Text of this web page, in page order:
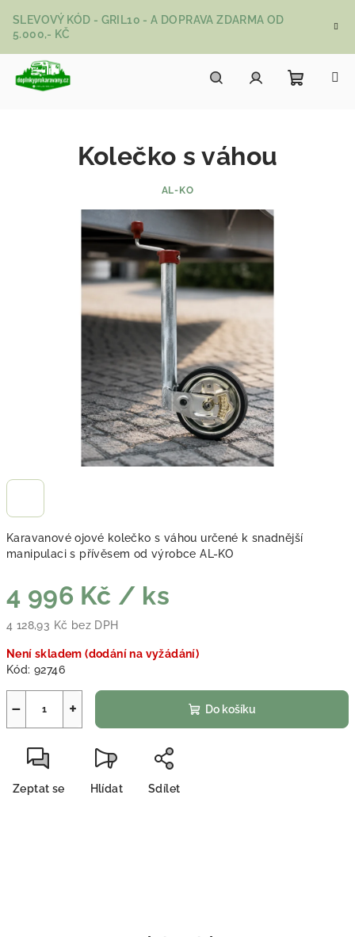
SLEVOVÝ KÓD - GRIL10 - A DOPRAVA ZDARMA OD
5.000,- KČ
Karavanové ojové kolečko s váhou určené k snadnější
manipulaci s přívěsem od výrobce AL-KO
4 996 Kč / ks
4 128,93 Kč bez DPH
Není skladem (dodání na vyžádání)
Kód: 92746
+
− Do košíku
Zeptat se Hlídat Sdílet
Kolečko s váhou
AL-KO